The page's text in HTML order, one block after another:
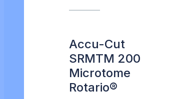
Accu-Cut
SRMTM 200
Microtome
Rotario®